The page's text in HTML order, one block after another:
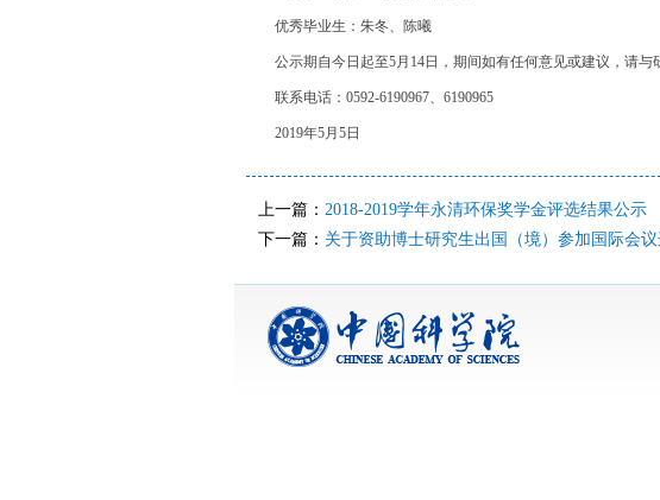
优秀毕业生：朱冬、陈曦
公示期自今日起至5月14日，期间如有任何意见或建议，请与
联系电话：0592-6190967、6190965
2019年5月5日
上一篇： 2018-2019学年永清环保奖学金评选结果公示
下一篇： 关于资助博士研究生出国（境）参加国际会